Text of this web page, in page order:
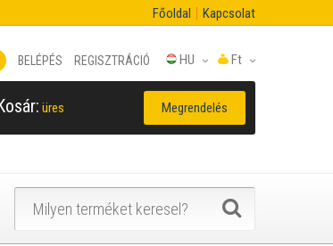
Főoldal Kapcsolat
Ft
HU
BELÉPÉS REGISZTRÁCIÓ
üres Megrendelés